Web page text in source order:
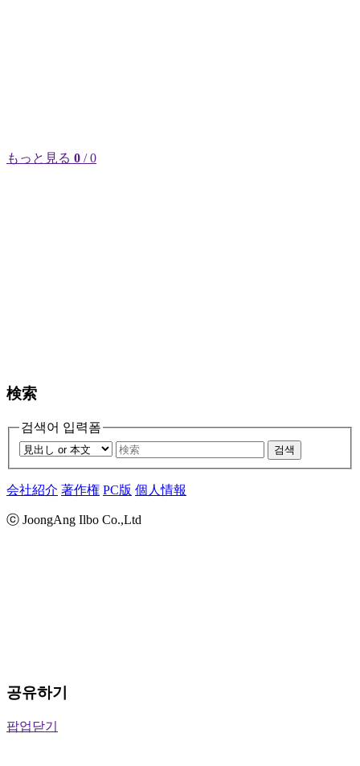
もっと見る 0 / 0
検索
검색어 입력폼
검색
会社紹介 著作権 PC版 個人情報
ⓒ JoongAng Ilbo Co.,Ltd
공유하기
팝업닫기